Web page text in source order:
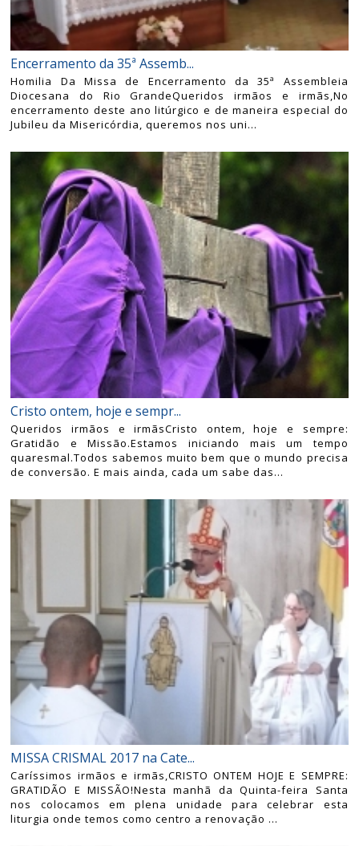
Encerramento da 35ª Assemb...
Homilia Da Missa de Encerramento da 35ª Assembleia
Diocesana do Rio GrandeQueridos irmãos e irmãs,No
encerramento deste ano litúrgico e de maneira especial do
Jubileu da Misericórdia, queremos nos uni...
Cristo ontem, hoje e sempr...
Queridos irmãos e irmãsCristo ontem, hoje e sempre:
Gratidão e Missão.Estamos iniciando mais um tempo
quaresmal.Todos sabemos muito bem que o mundo precisa
de conversão. E mais ainda, cada um sabe das...
MISSA CRISMAL 2017 na Cate...
Caríssimos irmãos e irmãs,CRISTO ONTEM HOJE E SEMPRE:
GRATIDÃO E MISSÃO!Nesta manhã da Quinta-feira Santa
nos colocamos em plena unidade para celebrar esta
liturgia onde temos como centro a renovação ...